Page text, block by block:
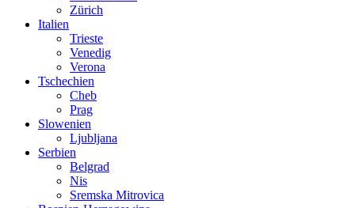
Zürich
Italien
Trieste
Venedig
Verona
Tschechien
Cheb
Prag
Slowenien
Ljubljana
Serbien
Belgrad
Nis
Sremska Mitrovica